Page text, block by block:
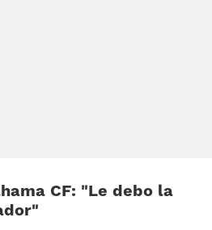
CF: «Le debo la